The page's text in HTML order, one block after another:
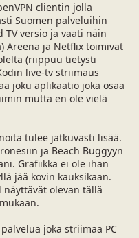
clientin jolla
Suomen palveluihin
versio ja vaati näin
Areena ja Netflix toimivat
(riippuu tietysti
live-tv striimaus
joku aplikaatio joka osaa
mutta en ole vielä
tulee jatkuvasti lisää.
ja Beach Buggyyn
Grafiikka ei ole ihan
jää kovin kauksikaan.
näyttävät olevan tällä
joka striimaa PC